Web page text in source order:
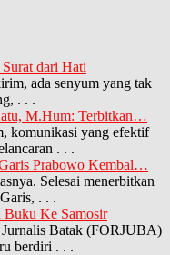
dari Hati
ada senyum yang tak
. . .
M.Hum: Terbitkan…
komunikasi yang efektif
. . .
Prabowo Kembal…
Selesai menerbitkan
. . .
Ke Samosir
Batak (FORJUBA)
berdiri . . .